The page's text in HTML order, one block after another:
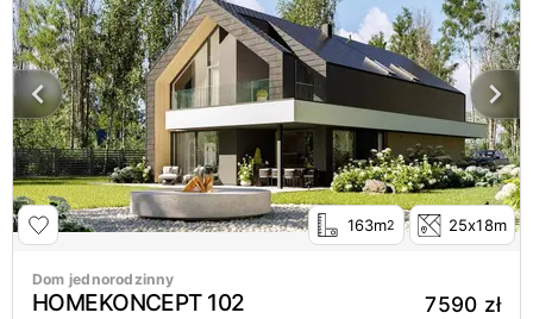
163m2 25x18m
Dom jednorodzinny
HOMEKONCEPT 102 7590 zł